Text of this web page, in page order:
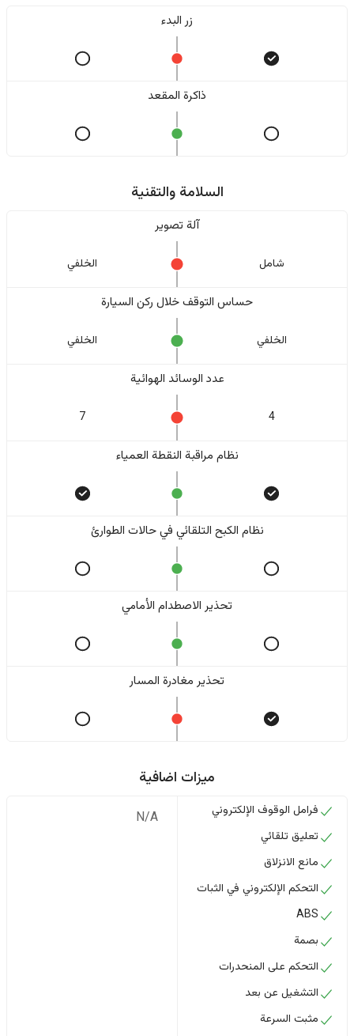
زر البدء
ذاكرة المقعد
السلامة والتقنية
آلة تصوير
شامل الخلفي
حساس التوقف خلال ركن السيارة
الخلفي الخلفي
عدد الوسائد الهوائية
4
7
نظام مراقبة النقطة العمياء
نظام الكبح التلقائي في حالات الطوارئ
تحذير الاصطدام الأمامي
تحذير مغادرة المسار
ميزات اضافية
فرامل الوقوف الإلكتروني
تعليق تلقائي
مانع الانزلاق
التحكم الإلكتروني في الثبات
ABS
بصمة
التحكم على المنحدرات
التشغيل عن بعد
مثبت السرعة
N/A